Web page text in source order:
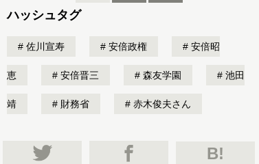
ハッシュタグ
佐川宣寿 安倍政権 安倍昭
恵 安倍晋三 森友学園 池田
靖 財務省 赤木俊夫さん
B!